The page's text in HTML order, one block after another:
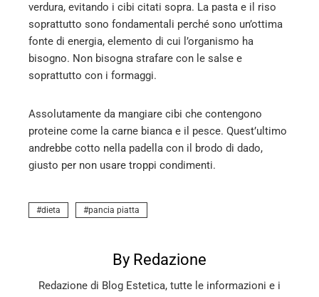
verdura, evitando i cibi citati sopra. La pasta e il riso
soprattutto sono fondamentali perché sono un’ottima
fonte di energia, elemento di cui l’organismo ha
bisogno. Non bisogna strafare con le salse e
soprattutto con i formaggi.
Assolutamente da mangiare cibi che contengono
proteine come la carne bianca e il pesce. Quest’ultimo
andrebbe cotto nella padella con il brodo di dado,
giusto per non usare troppi condimenti.
dieta pancia piatta
By Redazione
Redazione di Blog Estetica, tutte le informazioni e i